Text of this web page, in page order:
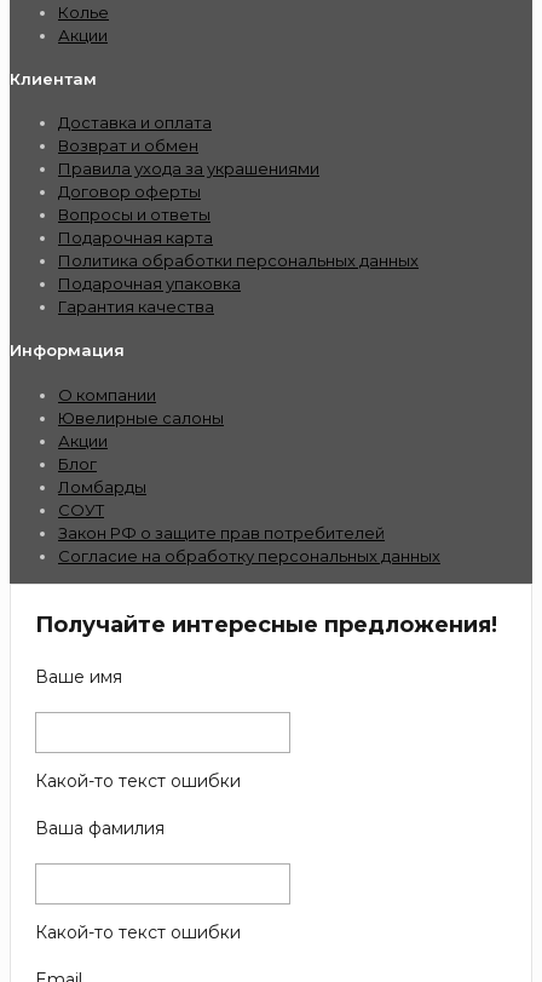
Колье
Акции
Клиентам
Доставка и оплата
Возврат и обмен
Правила ухода за украшениями
Договор оферты
Вопросы и ответы
Подарочная карта
Политика обработки персональных данных
Подарочная упаковка
Гарантия качества
Информация
О компании
Ювелирные салоны
Акции
Блог
Ломбарды
СОУТ
Закон РФ о защите прав потребителей
Согласие на обработку персональных данных
Получайте интересные предложения!
Ваше имя
Какой-то текст ошибки
Ваша фамилия
Какой-то текст ошибки